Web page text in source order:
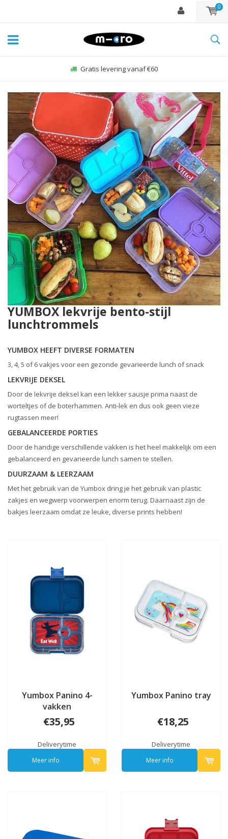
0
Zo-vr voor 22:00 besteld, zelfde dag verzonden*
YUMBOX lekvrije bento-stijl
lunchtrommels
YUMBOX HEEFT DIVERSE FORMATEN
3, 4, 5 of 6 vakjes voor een gezonde gevarieerde lunch of snack
LEKVRIJE DEKSEL
Door de lekvrije deksel kan een lekker sausje prima naast de
worteltjes of de boterhammen. Anti-lek en dus ook geen vieze
rugtassen meer!
GEBALANCEERDE PORTIES
Door de handige verschillende vakken is het heel makkelijk om een
gebalanceerd en gevarieerde lunch samen te stellen.
DUURZAAM & LEERZAAM
Met het gebruik van de Yumbox dring je het gebruik van plastic
zakjes en wegwerp voorwerpen enorm terug. Daarnaast zijn de
bakjes leerzaam omdat ze leuke, diverse prints hebben!
Yumbox Panino 4-
vakken
€35,95
Deliverytime
Meer info
Yumbox Panino tray
€18,25
Deliverytime
Meer info